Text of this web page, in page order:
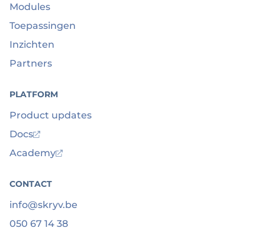
Modules
Toepassingen
Inzichten
Partners
PLATFORM
Product updates
Docs
Academy
CONTACT
info@skryv.be
050 67 14 38